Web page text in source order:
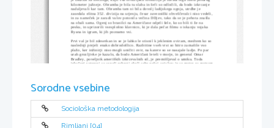
kilometer južneje. Obramba je bila tu slaba in šefi so odločili, da bodo izkrcanje
nadaljevali kar tam. Obramba tam ni bila dovolj ladijskega ognja, utrdbe je
zasedala elitna 352. divizija na urjenju, česar zavezniški obveščevalci niso vedeli,
in za nameček je zaradi valov potonila večina DDjev, tako da se je pehota znašla
na obali sama. Ogenj so branilci na Američane odprli šele, ko so bili ti že na
pesku, in uprizorili vsesplošno klavnico, ki je dala pečat filmu o iskanju vojaka
Ryana in igram, ki jih poznamo vsi.
Prvi val je bil zdesetkan in se je lahko le stisnil k jeklenim oviram, medtem ko so
naslednji prejeli enako dobrodošlico. Razbitine vseh vrst so hitro zamašile vso
plažo, ker inžinirji niso mogli uničiti ovir, na katere so se nasajale ladje. Po par
urah grozljivke je kazalo, da bodo Američani leteli v morje, in general Omar
Bradley, poveljnik ameriških izkrcevalnih sil, je premišljeval o umiku. Toda
izkušeni veterani so uspeli nabrati okoli sebe nekaj vojakov in se meter za metrom
vsem, kar je bilo podobno nemškim položajem. Ob pol dveh je do Bradleyja prišla
težko pričakovana novica, da se vojaki na nekaj mestih prebijajo na vrh pečin.
pomoč prihajal 915. pehotni polk. Vendar je ta na zavezniško srečo zamudil za
nekaj ključnih ur, ker je po zaledju napadal fantomske ameriške padalce - lutke!
Na odseku Omaha so Američani prvi dan zasedli zgolj kilometer in pol globok
Sorodne vsebine
Sociološka metodologija
Rimljani [04]